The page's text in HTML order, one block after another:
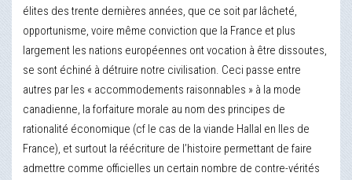
élites des trente dernières années, que ce soit par lâcheté,
opportunisme, voire même conviction que la France et plus
largement les nations européennes ont vocation à être dissoutes,
se sont échiné à détruire notre civilisation. Ceci passe entre
autres par les « accommodements raisonnables » à la mode
canadienne, la forfaiture morale au nom des principes de
rationalité économique (cf le cas de la viande Hallal en Iles de
France), et surtout la réécriture de l’histoire permettant de faire
admettre comme officielles un certain nombre de contre-vérités